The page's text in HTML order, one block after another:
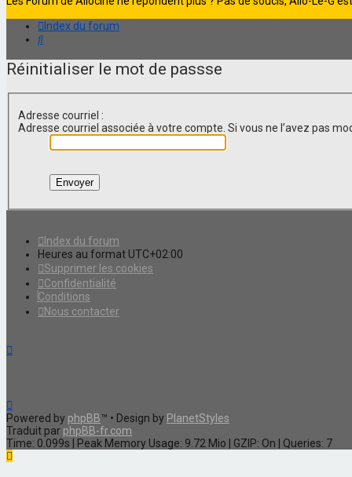
Index du forum
Rechercher
Réinitialiser le mot de passse
Adresse courriel :
Adresse courriel associée à votre compte. Si vous ne l’avez pas
Index du forum
Heures au format UTC+02:00
Supprimer les cookies
Confidentialité
Conditions
Nous contacter
Powered by phpBB™ • Design by PlanetStyles
Traduit par phpBB-fr.com
Time: 0.099s | Peak Memory Usage: 9.72 Mio | GZIP: On | Queries: 7